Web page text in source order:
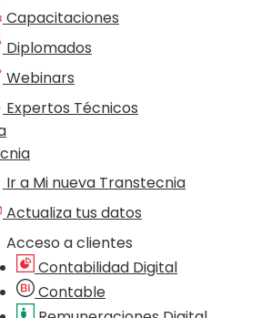
Capacitaciones
Diplomados
Webinars
Expertos Técnicos
Ir a Mi nueva Transtecnia
Actualiza tus datos
Acceso a clientes
Contabilidad Digital
Contable